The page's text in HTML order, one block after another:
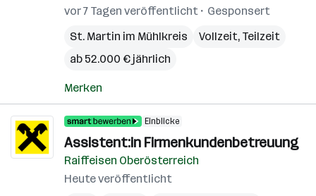
vor 7 Tagen veröffentlicht
Gesponsert
St. Martin im Mühlkreis
Vollzeit, Teilzeit
ab 52.000 € jährlich
Merken
Einblicke
Assistent:in Firmenkundenbetreuung
Raiffeisen Oberösterreich
Heute veröffentlicht